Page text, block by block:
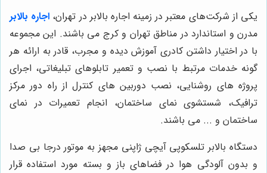
یکی از شرکت‌های معتبر در زمینه اجاره بالابر در تهران، اجاره بالابر
مدرن و استاندارد در مناطق تهران و کرج می باشند. این مجموعه
با در اختیار داشتن کادری آموزش دیده و مجرب، قادر به ارائه هر
گونه خدمات مرتبط با نصب و تعمیر تابلوهای تبلیغاتی، اجرای
پروژه های روشنایی، نصب دوربین های کنترل از راه دور مرکز
ترافیک، شستشوی نمای ساختمان، انجام تعمیرات در نمای
ساختمان و ... می باشند.
دستگاه بالابر تلسکوپی آیچی ژاپنی مجهز به موتور درجا بی صدا
و بدون آلودگی هوا در فضاهای باز و بسته مورد استفاده قرار